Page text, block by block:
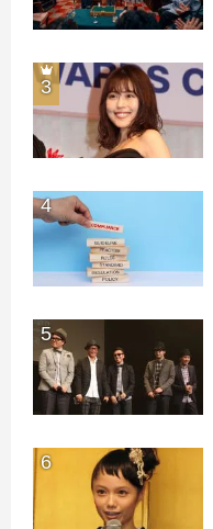
3
4
5
6